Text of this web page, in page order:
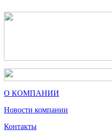
О КОМПАНИИ
Новости компании
Контакты